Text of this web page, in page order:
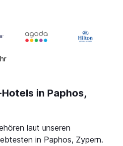
in Paphos,
laut unseren
in Paphos, Zypern.